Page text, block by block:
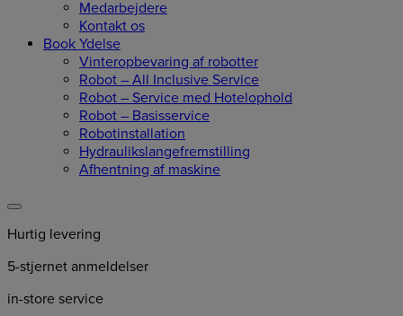
Medarbejdere
Kontakt os
Book Ydelse
Vinteropbevaring af robotter
Robot – All Inclusive Service
Robot – Service med Hotelophold
Robot – Basisservice
Robotinstallation
Hydraulikslangefremstilling
Afhentning af maskine
Hurtig levering
5-stjernet anmeldelser
in-store service